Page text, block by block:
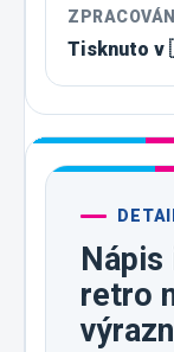
ZPRACOVÁNÍ
Tisknuto
retro